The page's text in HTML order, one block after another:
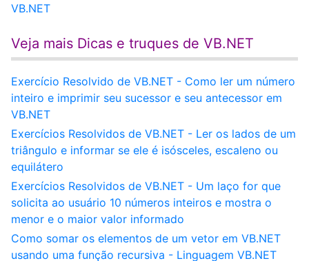
VB.NET
Veja mais Dicas e truques de VB.NET
Exercício Resolvido de VB.NET - Como ler um número
inteiro e imprimir seu sucessor e seu antecessor em
VB.NET
Exercícios Resolvidos de VB.NET - Ler os lados de um
triângulo e informar se ele é isósceles, escaleno ou
equilátero
Exercícios Resolvidos de VB.NET - Um laço for que
solicita ao usuário 10 números inteiros e mostra o
menor e o maior valor informado
Como somar os elementos de um vetor em VB.NET
usando uma função recursiva - Linguagem VB.NET